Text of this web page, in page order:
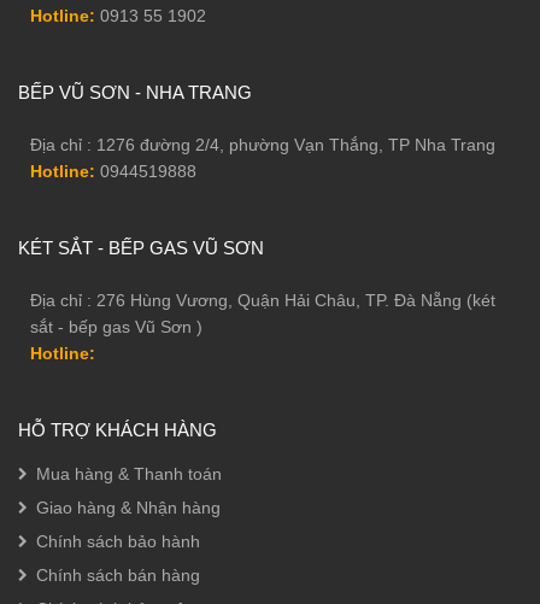
của các sản phẩm tiền nhiệm, Philips SBX602 được trang bị hệ
• Hệ thống chốt khoá chắc chắn: Philips SBX602 trang bị chốt
khoá dày chắc chắn, bất khả xâm phạm với mọi hành vi cạy phá.
• Bảo mật kép: Két chỉ mở khoá ra khi nhập cùng lúc vân tay và
mã số, 2 lớp vân tay hoặc 2 lớp mã số không trùng lặp.
Hotline: 0913 55 1902
BẾP VŨ SƠN - NHA TRANG
Địa chỉ : 1276 đường 2/4, phường Vạn Thắng, TP Nha Trang
Hotline: 0944519888
KÉT SẮT - BẾP GAS VŨ SƠN
Địa chỉ : 276 Hùng Vương, Quận Hải Châu, TP. Đà Nẵng (két
sắt - bếp gas Vũ Sơn )
Hotline:
HỖ TRỢ KHÁCH HÀNG
Mua hàng & Thanh toán
Giao hàng & Nhận hàng
Chính sách bảo hành
Chính sách bán hàng